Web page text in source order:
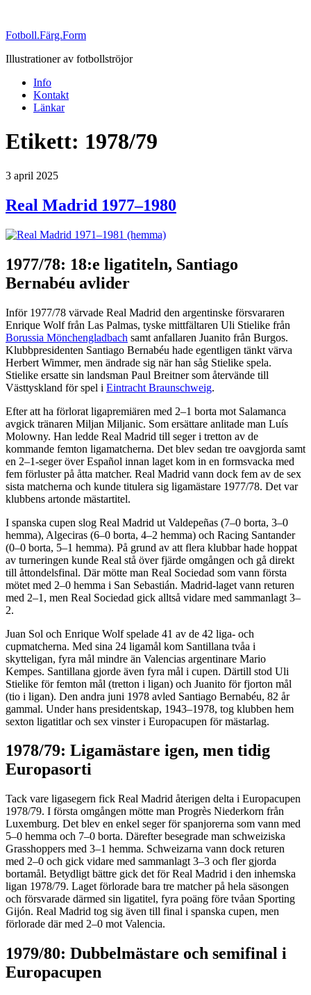
Fotboll.Färg.Form
Illustrationer av fotbollströjor
Info
Kontakt
Länkar
Etikett: 1978/79
Publicerat
3 april 2025
Real Madrid 1977–1980
1977/78: 18:e ligatiteln, Santiago
Bernabéu avlider
Inför 1977/78 värvade Real Madrid den argentinske försvararen
Enrique Wolf från Las Palmas, tyske mittfältaren Uli Stielike från
Borussia Mönchengladbach samt anfallaren Juanito från Burgos.
Klubbpresidenten Santiago Bernabéu hade egentligen tänkt värva
Herbert Wimmer, men ändrade sig när han såg Stielike spela.
Stielike ersatte sin landsman Paul Breitner som återvände till
Västtyskland för spel i Eintracht Braunschweig.
Efter att ha förlorat ligapremiären med 2–1 borta mot Salamanca
avgick tränaren Miljan Miljanic. Som ersättare anlitade man Luís
Molowny. Han ledde Real Madrid till seger i tretton av de
kommande femton ligamatcherna. Det blev sedan tre oavgjorda samt
en 2–1-seger över Español innan laget kom in en formsvacka med
fem förluster på åtta matcher. Real Madrid vann dock fem av de sex
sista matcherna och kunde titulera sig ligamästare 1977/78. Det var
klubbens artonde mästartitel.
I spanska cupen slog Real Madrid ut Valdepeñas (7–0 borta, 3–0
hemma), Algeciras (6–0 borta, 4–2 hemma) och Racing Santander
(0–0 borta, 5–1 hemma). På grund av att flera klubbar hade hoppat
av turneringen kunde Real stå över fjärde omgången och gå direkt
till åttondelsfinal. Där mötte man Real Sociedad som vann första
mötet med 2–0 hemma i San Sebastián. Madrid-laget vann returen
med 2–1, men Real Sociedad gick alltså vidare med sammanlagt 3–
2.
Juan Sol och Enrique Wolf spelade 41 av de 42 liga- och
cupmatcherna. Med sina 24 ligamål kom Santillana tvåa i
skytteligan, fyra mål mindre än Valencias argentinare Mario
Kempes. Santillana gjorde även fyra mål i cupen. Därtill stod Uli
Stielike för femton mål (tretton i ligan) och Juanito för fjorton mål
(tio i ligan). Den andra juni 1978 avled Santiago Bernabéu, 82 år
gammal. Under hans presidentskap, 1943–1978, tog klubben hem
sexton ligatitlar och sex vinster i Europacupen för mästarlag.
1978/79: Ligamästare igen, men tidig
Europasorti
Tack vare ligasegern fick Real Madrid återigen delta i Europacupen
1978/79. I första omgången mötte man Progrès Niederkorn från
Luxemburg. Det blev en enkel seger för spanjorerna som vann med
5–0 hemma och 7–0 borta. Därefter besegrade man schweiziska
Grasshoppers med 3–1 hemma. Schweizarna vann dock returen
med 2–0 och gick vidare med sammanlagt 3–3 och fler gjorda
bortamål. Betydligt bättre gick det för Real Madrid i den inhemska
ligan 1978/79. Laget förlorade bara tre matcher på hela säsongen
och försvarade därmed sin ligatitel, fyra poäng före tvåan Sporting
Gijón. Real Madrid tog sig även till final i spanska cupen, men
förlorade där med 2–0 mot Valencia.
1979/80: Dubbelmästare och semifinal i
Europacupen